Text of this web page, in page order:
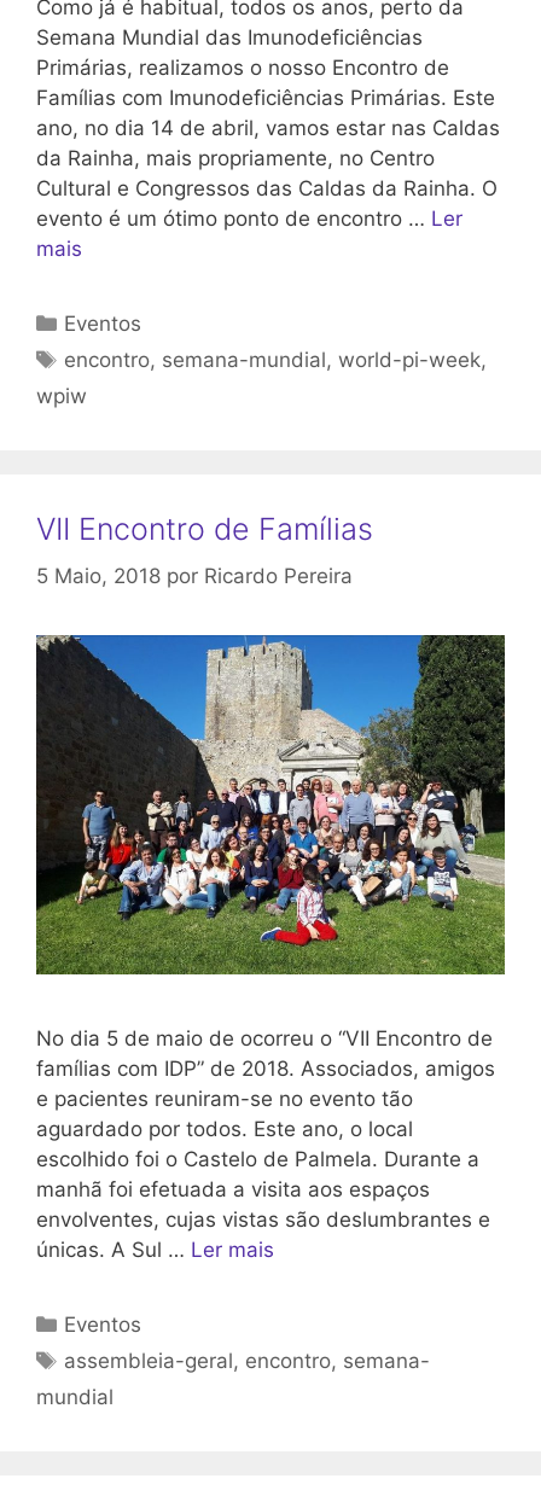
Como já é habitual, todos os anos, perto da
Semana Mundial das Imunodeficiências
Primárias, realizamos o nosso Encontro de
Famílias com Imunodeficiências Primárias. Este
ano, no dia 14 de abril, vamos estar nas Caldas
da Rainha, mais propriamente, no Centro
Cultural e Congressos das Caldas da Rainha. O
evento é um ótimo ponto de encontro … Ler
mais
Categorias
Eventos
Etiquetas
encontro, semana-mundial,world-pi-week,
wpiw
VII Encontro de Famílias
5 Maio, 2018 por Ricardo Pereira
No dia 5 de maio de ocorreu o “VII Encontro de
famílias com IDP” de 2018. Associados, amigos
e pacientes reuniram-se no evento tão
aguardado por todos. Este ano, o local
escolhido foi o Castelo de Palmela. Durante a
manhã foi efetuada a visita aos espaços
envolventes, cujas vistas são deslumbrantes e
únicas. A Sul … Ler mais
Categorias
Eventos
Etiquetas
assembleia-geral, encontro, semana-
mundial